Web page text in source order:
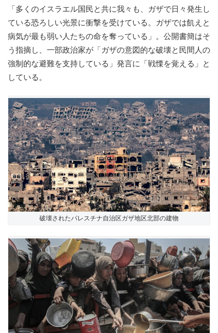
「多くのイスラエル国民と共に我々も、ガザで日々発生し
ている恐ろしい光景に衝撃を受けている。ガザでは飢えと
病気が最も弱い人たちの命を奪っている」。公開書簡はそ
う指摘し、一部政治家が「ガザの意図的な破壊と民間人の
強制的な避難を支持している」発言に「戦慄を覚える」と
している。
破壊されたパレスチナ自治区ガザ地区北部の建物